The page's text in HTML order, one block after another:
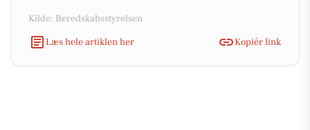
Kilde: Beredskabsstyrelsen
Læs hele artiklen her
Kopiér link